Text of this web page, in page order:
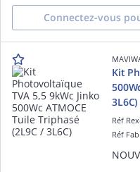
Connectez-vous
Kit
3L6C)
Réf
Réf